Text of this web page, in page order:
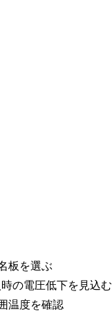
板を選ぶ
の電圧低下を見込む
温度を確認